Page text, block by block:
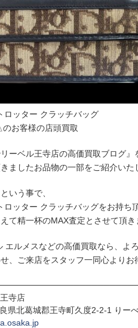
ロッター クラッチバッグ
お客様の店頭買取
ーベル王寺店の高価買取ブログ』
ましたお品物の一部をご紹介いた
いう事で、
ロッター クラッチバッグをお持ち
て精一杯のMAX査定とさせて頂き
エルメスなどの高価買取なら、よ
、ご来店をスタッフ一同心よりお
寺店
北葛城郡王寺町久度2-2-1 りー